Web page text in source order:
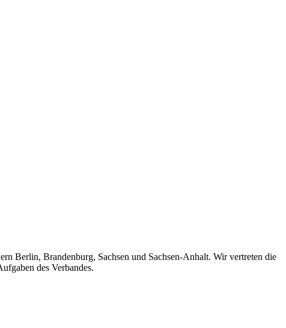
Berlin, Brandenburg, Sachsen und Sachsen-Anhalt. Wir vertreten die
des Verbandes.